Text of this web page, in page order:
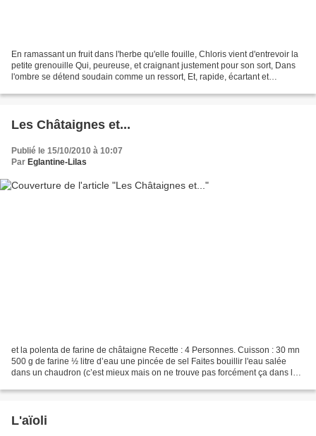
En ramassant un fruit dans l'herbe qu'elle fouille, Chloris vient d'entrevoir la
petite grenouille Qui, peureuse, et craignant justement pour son sort, Dans
l'ombre se détend soudain comme un ressort, Et, rapide, écartant et
Les Châtaignes et...
Publié le 15/10/2010 à 10:07
Par Eglantine-Lilas
et la polenta de farine de châtaigne Recette : 4 Personnes. Cuisson : 30 mn
500 g de farine ½ litre d’eau une pincée de sel Faites bouillir l'eau salée
dans un chaudron (c’est mieux mais on ne trouve pas forcément ça dans les
L'aïoli